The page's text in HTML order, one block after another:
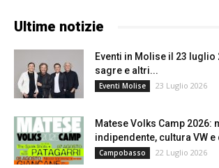
Ultime notizie
Eventi in Molise il 23 luglio
sagre e altri...
Eventi Molise 23 Luglio 2026
Matese Volks Camp 2026:
indipendente, cultura VW
Campobasso 22 Luglio 2026